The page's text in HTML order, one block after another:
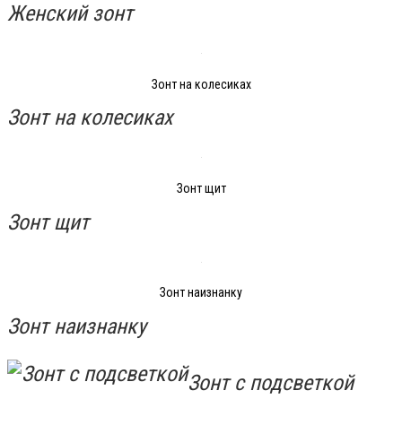
Женский зонт
Зонт на колесиках
Зонт на колесиках
Зонт щит
Зонт щит
Зонт наизнанку
Зонт наизнанку
Зонт с подсветкой